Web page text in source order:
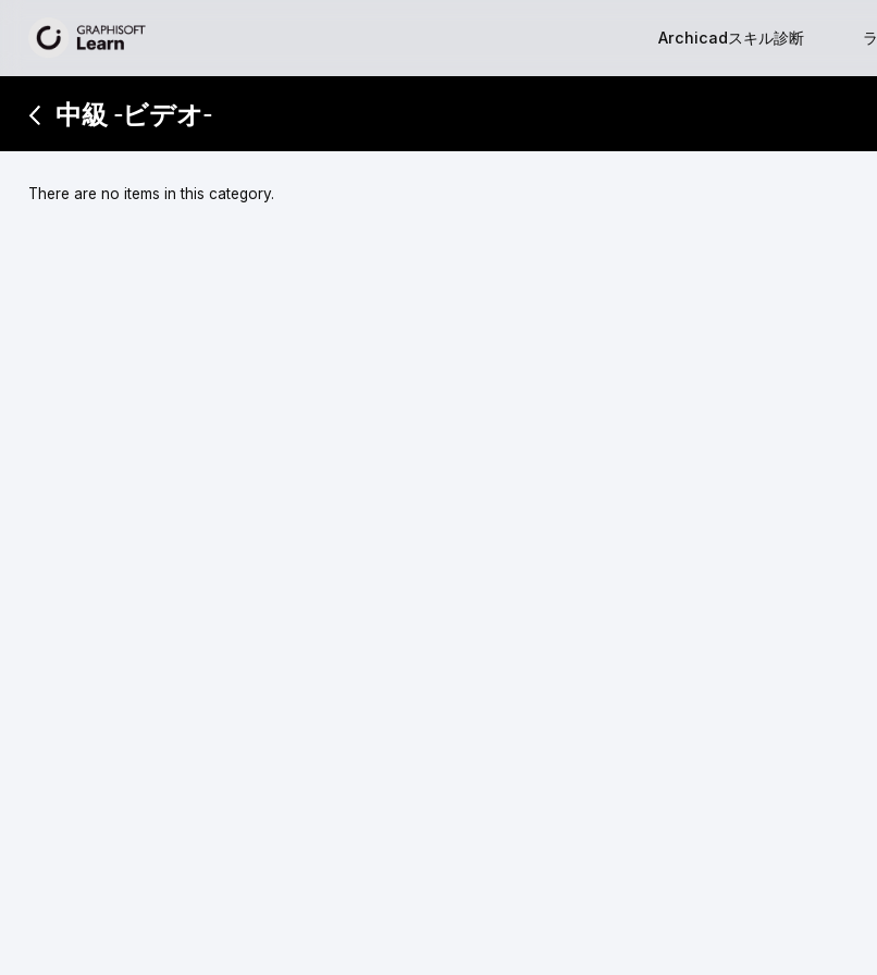
Skip
to
Archicadスキル診断
中級 -ビデオ-
There are no items in this category.